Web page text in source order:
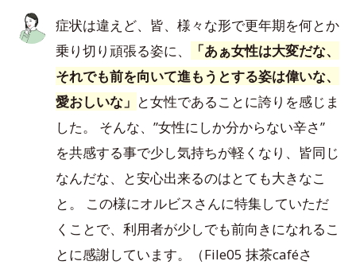
症状は違えど、皆、様々な形で更年期を何とか
乗り切り頑張る姿に、
「あぁ女性は大変だな、
それでも前を向いて進もうとする姿は偉いな、
愛おしいな」 と女性であることに誇りを感じま
した。 そんな、”女性にしか分からない辛さ”
を共感する事で少し気持ちが軽くなり、皆同じ
なんだな、と安心出来るのはとても大きなこ
と。 この様にオルビスさんに特集していただ
くことで、利用者が少しでも前向きになれるこ
とに感謝しています。（File05 抹茶caféさ